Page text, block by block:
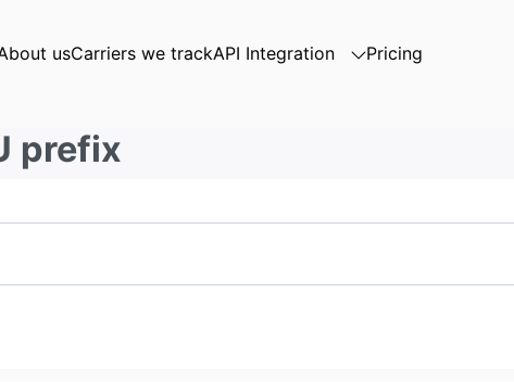
usCarriers we trackAPI Integration Pricing
prefix